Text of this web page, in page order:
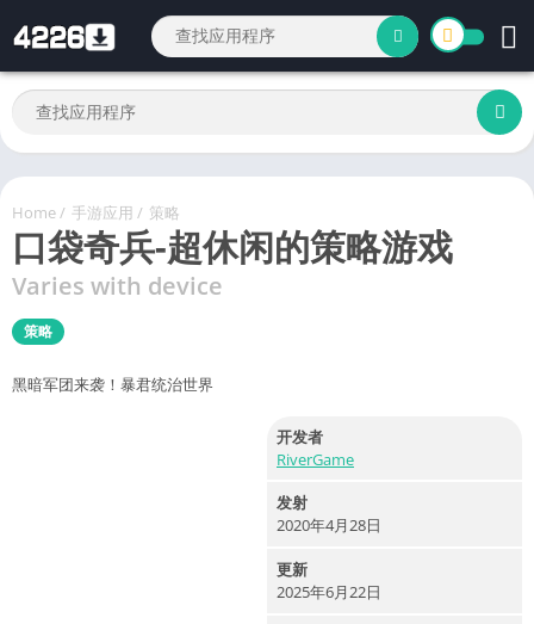
Home/ 手游应用 / 策略
口袋奇兵-超休闲的策略游戏
Varies with device
策略
黑暗军团来袭！暴君统治世界
开发者
RiverGame
发射
2020年4月28日
更新
2025年6月22日